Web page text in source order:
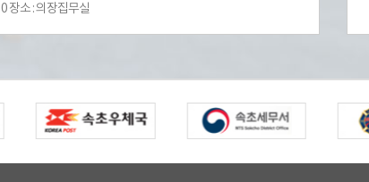
0 장소 : 의장집무실